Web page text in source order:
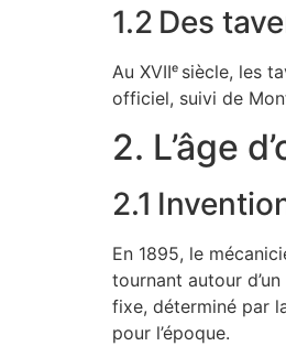
1.2 Des
Au XVIIᵉ siècle, les
officiel, suivi de
2. L’âge
2.1
En 1895, le
tournant autour
fixe, déterminé par
pour l’époque.